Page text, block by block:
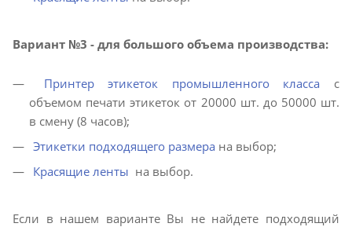
Вариант №3 - для большого объема производства:
Принтер этикеток промышленного класса с
объемом печати этикеток от 20000 шт. до 50000 шт.
в смену (8 часов);
Этикетки подходящего размера на выбор;
Красящие ленты на выбор.
Если в нашем варианте Вы не найдете подходящий